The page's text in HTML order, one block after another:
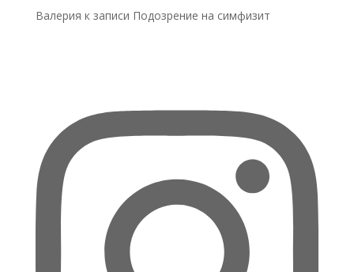
Валерия к записи Подозрение на симфизит